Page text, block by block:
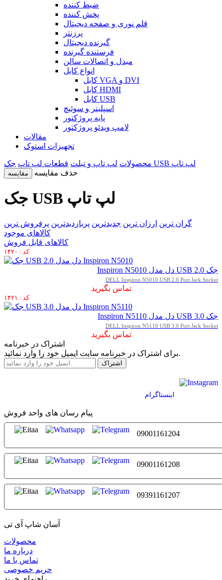
ضبط کننده
پخش کننده
قلم نوری و صفحه دیجیتال
پرزنتر
گیرنده دیجیتال
فرستنده گیرنده
مبدل و اتصالات سالن
انواع کابل
کابل VGA و DVI
کابل HDMI
کابل USB
اسپلیتر و سوئیچ
پایه پروژکتور
لامپ ویدئو پروژکتور
مقالات
تجهیزات استوک
محصولات لپ تاپ و تبلت قطعات لپ تاپ جک USB لپ تاپ
مقایسه حذف مقایسه
جک USB لپ تاپ
گران ترین ارزان ترین جدیدترین پربازدیدترین پرفروش ترین
کالاهای موجود
کالاهای قابل فروش
کد : ۱۴۲۰
جک USB 2.0 دل مدل Inspiron N5010
DELL Inspiron N5010 USB 2.0 Port Jack Socket
تماس بگیرید
کد : ۱۴۲۱
جک USB 3.0 دل مدل Inspiron N5110
DELL Inspiron N5110 USB 3.0 Port Jack Socket
تماس بگیرید
اشتراک در خبرنامه
برای اشتراک در خبرنامه سایت ایمیل خود را وارد نمائید.
اينستاگرام
پیام رسان های واحد فروش
09001161204
09001161208
09391161207
آسان شاپ آی تی
محصولات
درباره ما
تماس با ما
حریم خصوصی